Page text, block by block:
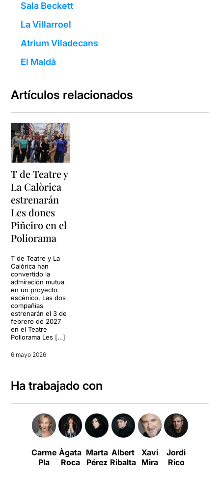
Sala Beckett
La Villarroel
Atrium Viladecans
El Maldà
Artículos relacionados
T de Teatre y
La Calòrica
estrenarán
Les dones
Piñeiro en el
Poliorama
T de Teatre y La
Calòrica han
convertido la
admiración mutua
en un proyecto
escénico. Las dos
compañías
estrenarán el 3 de
febrero de 2027
en el Teatre
Poliorama Les […]
6 mayo 2026
Ha trabajado con
Carme
Pla
Àgata
Roca
Marta
Pérez
Albert
Ribalta
Xavi
Mira
Jordi
Rico